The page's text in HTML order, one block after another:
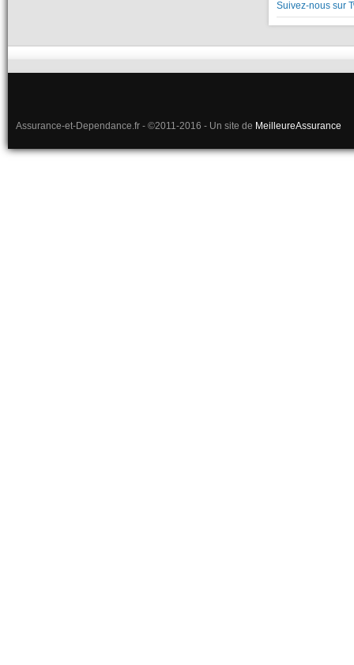
Suivez-nous sur
Assurance-et-Dependance.fr - ©2011-2016 - Un site de MeilleureAssurance